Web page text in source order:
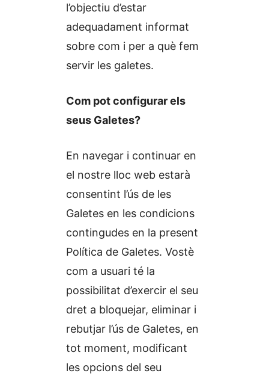
l’objectiu d’estar
adequadament informat
sobre com i per a què fem
servir les galetes.
Com pot configurar els
seus Galetes?
En navegar i continuar en
el nostre lloc web estarà
consentint l’ús de les
Galetes en les condicions
contingudes en la present
Política de Galetes. Vostè
com a usuari té la
possibilitat d’exercir el seu
dret a bloquejar, eliminar i
rebutjar l’ús de Galetes, en
tot moment, modificant
les opcions del seu